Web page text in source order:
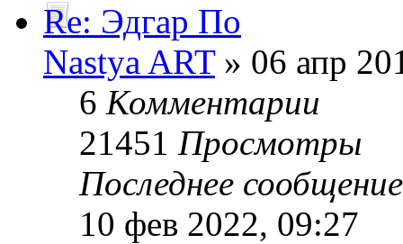
Re: Эдгар По
Nastya ART» 06 апр
6 Комментарии
21451 Просмотры
Последнее
10 фев 2022, 09:27